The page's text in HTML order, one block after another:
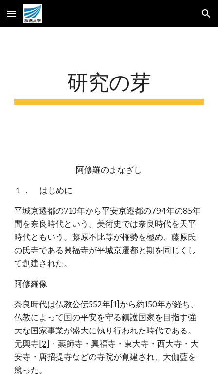
Skip to main content Skip to navigation
研究の芽
阿修羅のまなざし
１．      はじめに
平城京遷都の710年から平安京遷都の794年の85年
間を奈良時代という。美術史では奈良時代を天平
時代ともいう。藤原不比等が権勢を極め、藤原氏
の氏寺である興福寺が平城京遷都と期を同じくし
て創建された。
阿修羅像
奈良時代は仏教公伝552年 [1] から約150年が経ち、
仏教によって国の平安を守る鎮護国家を目指す強
大な国家事業が盛大に執り行われた時代である。
元興寺 [2]
・薬師寺・興福寺・東大寺・西大寺・大
安寺・唐招提寺などの寺院が創建され、大伽藍を
競った。